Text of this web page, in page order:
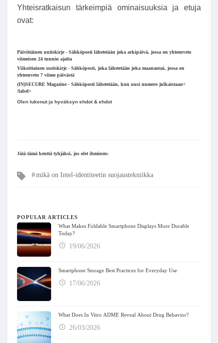
Yhteisratkaisun tärkeimpiä ominaisuuksia ja etuja
ovat:
Päivittäinen uutiskirje - Sähköposti lähetetään joka arkipäivä, jossa on yhteenveto
viimeisen 24 tunnin ajalta
Viikoittainen uutiskirje - Sähköposti, joka lähetetään joka maanantai, jossa on
yhteenveto 7 viime päivästä
(IN)SECURE Magazine - Sähköposti lähetetään, kun uusi numero julkaistaan<
/label>
Olen lukenut ja hyväksyn ehdot & ehdot
Jätä tämä kenttä tyhjäksi, jos olet ihminen:
Tagsmikä on Intel-identiteetin suojaustekniikka
POPULAR ARTICLES
What Makes Foldable Smartphone Displays More Durable
Today?
19/06/2026
Smartphone Storage Best Practices for Everyday Use
17/06/2026
What Does In Vitro ADME Reveal About Drug Behavior?
26/03/2026